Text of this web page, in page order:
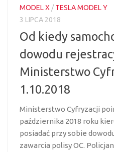
MODEL X /TESLA MODEL Y
3 LIPCA 2018
Od kiedy
dowodu
Ministerstwo
1.10.2018
Ministerstwo Cyfryzacji
października 2018 roku
posiadać przy sobie
zawarcia polisy OC.